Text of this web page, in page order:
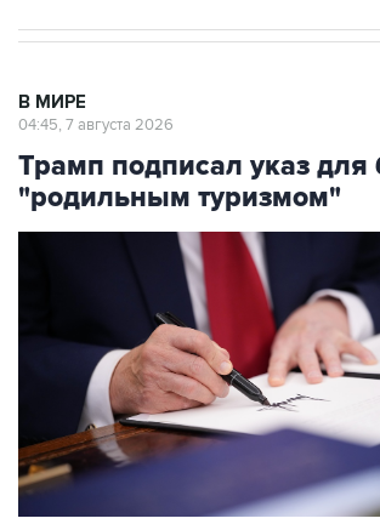
В МИРЕ
04:45, 7 августа 2026
Трамп подписал указ для
"родильным туризмом"